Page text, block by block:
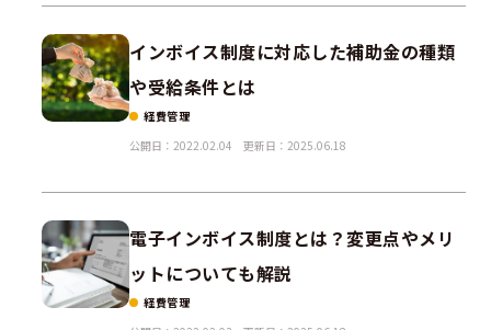
インボイス制度に対応した補助金の種類
や受給条件とは
経費管理
公開日：2022.02.04
更新日：2025.06.18
電子インボイス制度とは？変更点やメリ
ットについても解説
経費管理